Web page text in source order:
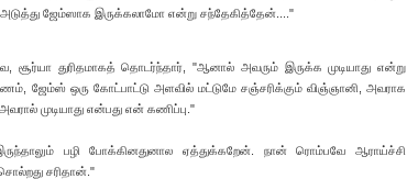
ஜேம்ஸாக இருக்கலாமோ என்று சந்தேகித்தேன்...."
சூர்யா துரிதமாகத் தொடர்ந்தார், "ஆனால் அவரும் இருக்க முடியாது என்று
ஜேம்ஸ் ஒரு கோட்பாட்டு அளவில் மட்டுமே சஞ்சரிக்கும் விஞ்ஞானி, அவராக
முடியாது என்பது என் கணிப்பு."
பழி போக்கினதுனால ஏத்துக்கறேன். நான் ரொம்பவே ஆராய்ச்சி
சரிதான்."